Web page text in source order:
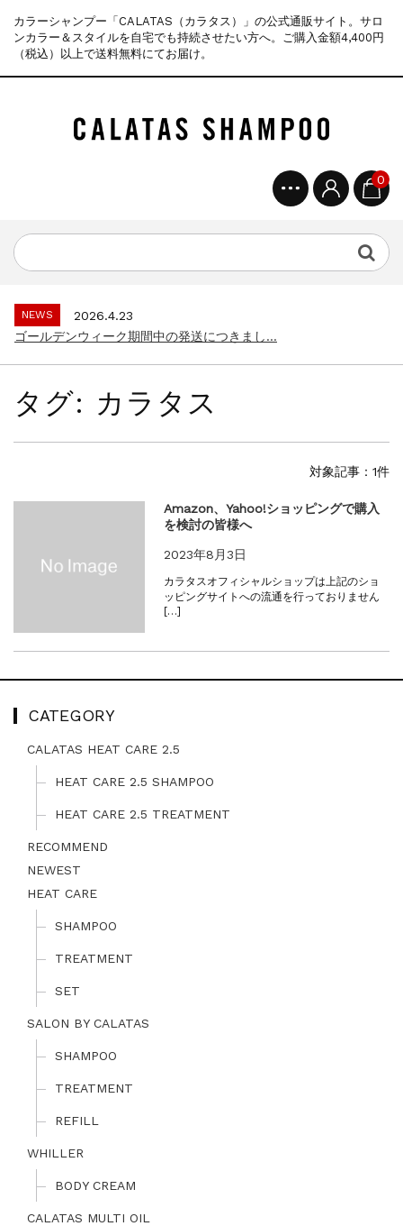
カラーシャンプー「CALATAS（カラタス）」の公式通販サイト。サロ
ンカラー＆スタイルを自宅でも持続させたい方へ。ご購入金額4,400円
（税込）以上で送料無料にてお届け。
0
ゴールデンウィーク期間中の商品発送とカス...
NEWS
2026.7.29
NEWS
2026.4.23
ゴールデンウィーク期間中の発送につきまし...
NEWS
2025.7.15
NEWS
2025.4.28
夏季休暇に伴う配送休業のお知らせ...
ゴールデンウィーク期間中の発送につきまし...
NEWS
2025.11.18
ゴールデンウィーク期間中の商品発送とカス...
タグ: カラタス
対象記事：1件
Amazon、Yahoo!ショッピングで購入
を検討の皆様へ
2023年8月3日
カラタスオフィシャルショップは上記のショ
ッピングサイトへの流通を行っておりません
[…]
CATEGORY
CALATAS HEAT CARE 2.5
HEAT CARE 2.5 SHAMPOO
HEAT CARE 2.5 TREATMENT
RECOMMEND
NEWEST
HEAT CARE
SHAMPOO
TREATMENT
SET
SALON BY CALATAS
SHAMPOO
TREATMENT
REFILL
WHILLER
BODY CREAM
CALATAS MULTI OIL